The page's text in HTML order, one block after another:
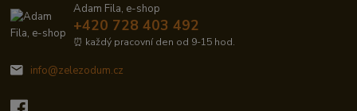
Adam Fila, e-shop
+420 728 403 492
⏰ každý pracovní den od 9-15 hod.
info@zelezodum.cz